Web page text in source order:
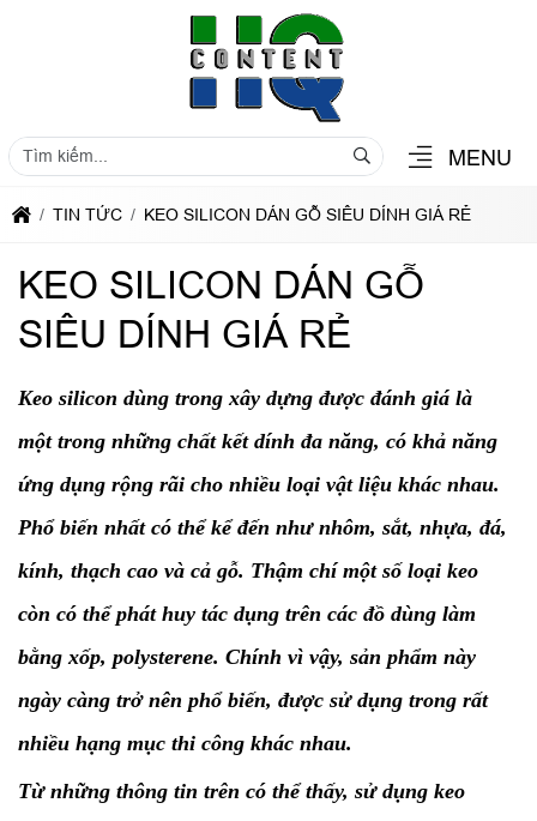
MENU
TIN TỨC KEO SILICON DÁN GỖ SIÊU DÍNH GIÁ RẺ
KEO SILICON DÁN GỖ
SIÊU DÍNH GIÁ RẺ
Keo silicon dùng trong xây dựng được đánh giá là
một trong những chất kết dính đa năng, có khả năng
ứng dụng rộng rãi cho nhiều loại vật liệu khác nhau.
Phổ biến nhất có thể kể đến như nhôm, sắt, nhựa, đá,
kính, thạch cao và cả gỗ. Thậm chí một số loại keo
còn có thể phát huy tác dụng trên các đồ dùng làm
bằng xốp, polysterene. Chính vì vậy, sản phẩm này
ngày càng trở nên phổ biến, được sử dụng trong rất
nhiều hạng mục thi công khác nhau.
Từ những thông tin trên có thể thấy, sử dụng keo